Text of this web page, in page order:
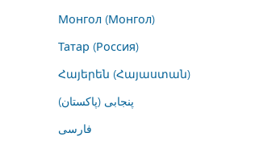
Монгол (Монгол)
Татар (Россия)
Հայերեն (Հայաստան)
پنجابی (پاکستان)
فارسى